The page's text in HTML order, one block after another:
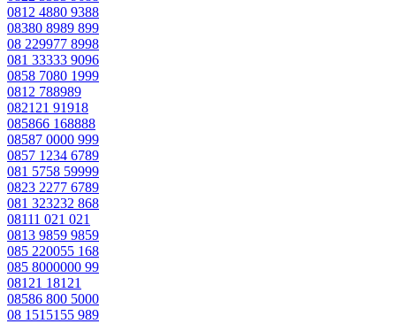
0812 4880 9388
08380 8989 899
08 229977 8998
081 33333 9096
0858 7080 1999
0812 788989
082121 91918
085866 168888
08587 0000 999
0857 1234 6789
081 5758 59999
0823 2277 6789
081 323232 868
08111 021 021
0813 9859 9859
085 220055 168
085 8000000 99
08121 18121
08586 800 5000
08 1515155 989